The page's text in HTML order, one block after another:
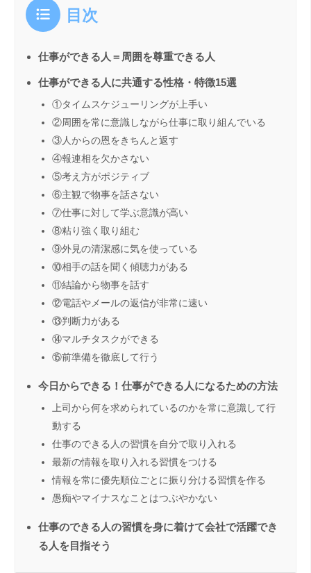
目次
仕事ができる人＝周囲を尊重できる人
仕事ができる人に共通する性格・特徴15選
①タイムスケジューリングが上手い
②周囲を常に意識しながら仕事に取り組んでいる
③人からの恩をきちんと返す
④報連相を欠かさない
⑤考え方がポジティブ
⑥主観で物事を話さない
⑦仕事に対して学ぶ意識が高い
⑧粘り強く取り組む
⑨外見の清潔感に気を使っている
⑩相手の話を聞く傾聴力がある
⑪結論から物事を話す
⑫電話やメールの返信が非常に速い
⑬判断力がある
⑭マルチタスクができる
⑮前準備を徹底して行う
今日からできる！仕事ができる人になるための方法
上司から何を求められているのかを常に意識して行
動する
仕事のできる人の習慣を自分で取り入れる
最新の情報を取り入れる習慣をつける
情報を常に優先順位ごとに振り分ける習慣を作る
愚痴やマイナスなことはつぶやかない
仕事のできる人の習慣を身に着けて会社で活躍でき
る人を目指そう